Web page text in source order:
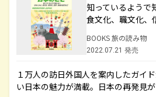
知っているようで
食文化、職文化、
BOOKS 旅の読み物
2022.07.21 発売
１万人の訪日外国人を案内したガイ
い日本の魅力が満載。日本の再発見が